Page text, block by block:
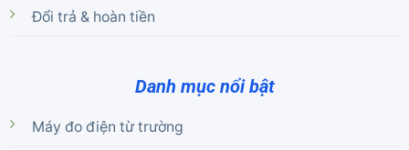
Đổi trả & hoàn tiền
Danh mục nổi bật
Máy đo điện từ trường